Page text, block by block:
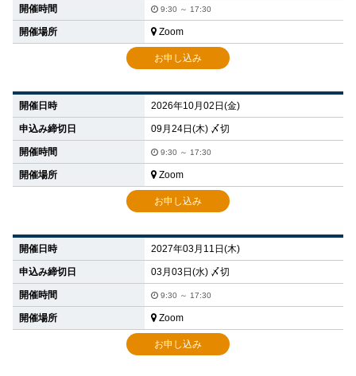
開催時間 9:30 ～ 17:30
開催場所 Zoom
お申し込み
開催日時 2026年10月02日(金)
申込み締切日 09月24日(木) 〆切
開催時間 9:30 ～ 17:30
開催場所 Zoom
お申し込み
開催日時 2027年03月11日(木)
申込み締切日 03月03日(水) 〆切
開催時間 9:30 ～ 17:30
開催場所 Zoom
お申し込み